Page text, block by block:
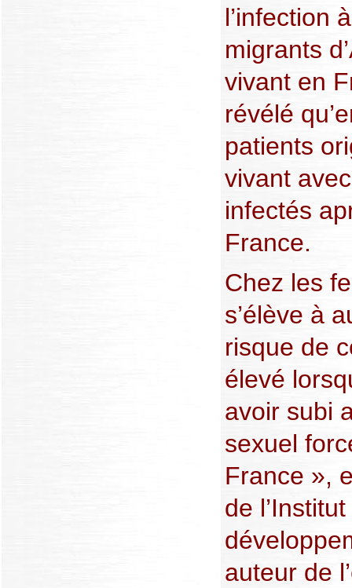
l’infection
migrants
vivant en
révélé
patients
vivant
infectés
France.
Chez les
s’élève à
risque de
élevé
avoir subi
sexuel
France »,
de
auteur de